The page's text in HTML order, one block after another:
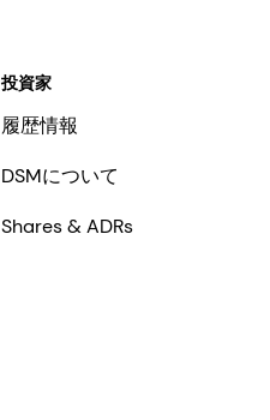
投資家
履歴情報
DSMについて
Shares & ADRs